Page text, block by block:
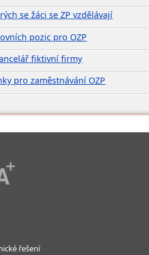
se žáci se ZP vzdělávají
pozic pro OZP
fiktivní firmy
pro zaměstnávání OZP
řešení